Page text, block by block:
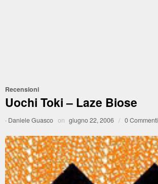
Recensioni
Uochi Toki – Laze Biose
· Daniele Guasco on giugno 22, 2006 / 0 Commenti